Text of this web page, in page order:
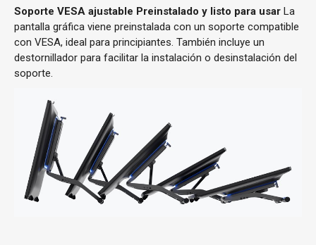
Soporte VESA ajustable Preinstalado y listo para usar La
pantalla gráfica viene preinstalada con un soporte compatible
con VESA, ideal para principiantes. También incluye un
destornillador para facilitar la instalación o desinstalación del
soporte.